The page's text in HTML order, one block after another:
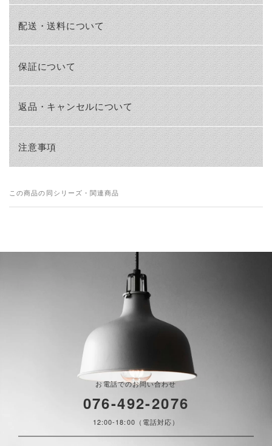
配送・送料について
保証について
返品・キャンセルについて
注意事項
この商品の同シリーズ・関連商品
お電話でのお問い合わせ
076-492-2076
12:00-18:00（電話対応）